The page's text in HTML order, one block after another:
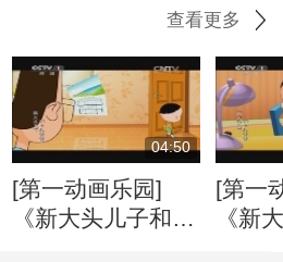
查看更多
04:50
[第一动画乐园]
《新大头儿子和小
[第一
《新